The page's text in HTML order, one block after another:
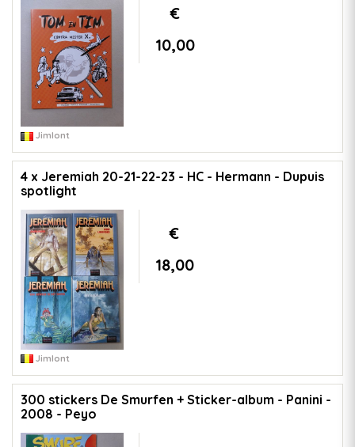
€
10,00
Jimlont
4 x Jeremiah 20-21-22-23 - HC - Hermann - Dupuis
spotlight
€
18,00
Jimlont
300 stickers De Smurfen + Sticker-album - Panini -
2008 - Peyo